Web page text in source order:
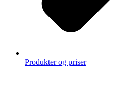
Produkter og priser